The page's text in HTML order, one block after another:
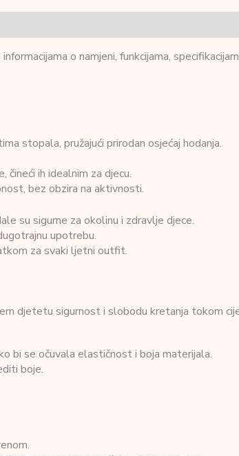
o namjeni, funkcijama,
stopala, pružajući prirodan osjećaj hodanja.
čineći ih idealnim za djecu.
bez obzira na aktivnosti.
su sigurne za okolinu i zdravlje djece.
upotrebu.
za svaki ljetni outfit.
djetetu sigurnost i slobodu kretanja tokom
bi se očuvala elastičnost i boja materijala.
boje.